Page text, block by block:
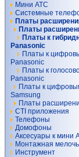
Мини АТС
Системные
Платы
Платы
Платы к
Panasonic
Платы к
Panasonic
Платы к
Panasonic
Платы к
Samsung
Платы
CTI приложения
Телефоны
Домофоны
Аксесуары к мини
Монтажная мелочь
Инструмент